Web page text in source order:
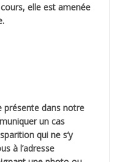
elle est amenée
présente dans notre
un cas
qui ne s’y
à l’adresse